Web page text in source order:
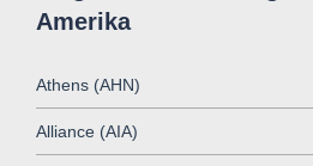
Amerika
Athens (AHN)
Alliance (AIA)